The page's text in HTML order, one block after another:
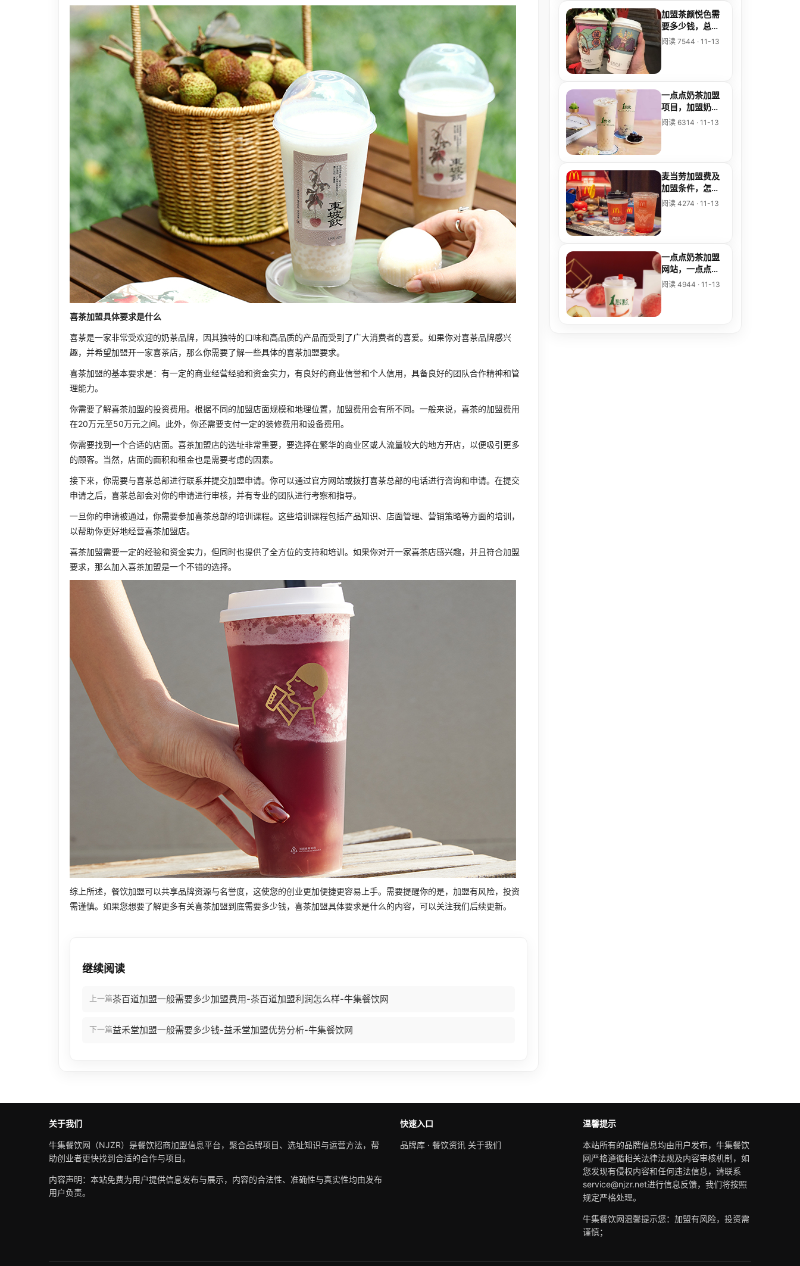
喜茶加盟具体要求是什么
喜茶是一家非常受欢迎的奶茶品牌，因其独特的口味和高品质的产品而受到了广大消费者的喜爱。如果你对喜茶品牌感兴
趣，并希望加盟开一家喜茶店，那么你需要了解一些具体的喜茶加盟要求。
喜茶加盟的基本要求是：有一定的商业经营经验和资金实力，有良好的商业信誉和个人信用，具备良好的团队合作精神和管
理能力。
你需要了解喜茶加盟的投资费用。根据不同的加盟店面规模和地理位置，加盟费用会有所不同。一般来说，喜茶的加盟费用
在20万元至50万元之间。此外，你还需要支付一定的装修费用和设备费用。
你需要找到一个合适的店面。喜茶加盟店的选址非常重要，要选择在繁华的商业区或人流量较大的地方开店，以便吸引更多
的顾客。当然，店面的面积和租金也是需要考虑的因素。
接下来，你需要与喜茶总部进行联系并提交加盟申请。你可以通过官方网站或拨打喜茶总部的电话进行咨询和申请。在提交
申请之后，喜茶总部会对你的申请进行审核，并有专业的团队进行考察和指导。
一旦你的申请被通过，你需要参加喜茶总部的培训课程。这些培训课程包括产品知识、店面管理、营销策略等方面的培训，
以帮助你更好地经营喜茶加盟店。
喜茶加盟需要一定的经验和资金实力，但同时也提供了全方位的支持和培训。如果你对开一家喜茶店感兴趣，并且符合加盟
要求，那么加入喜茶加盟是一个不错的选择。
综上所述，餐饮加盟可以共享品牌资源与名誉度，这使您的创业更加便捷更容易上手。需要提醒你的是，加盟有风险，投资
需谨慎。如果您想要了解更多有关喜茶加盟到底需要多少钱，喜茶加盟具体要求是什么的内容，可以关注我们后续更新。
继续阅读
上一篇茶百道加盟一般需要多少加盟费用-茶百道加盟利润怎么样-牛集餐饮网
下一篇益禾堂加盟一般需要多少钱-益禾堂加盟优势分析-牛集餐饮网
加盟茶颜悦色需
要多少钱，总部
提供的加盟条件
阅读 7544 · 11-13
一点点奶茶加盟
项目，加盟奶茶
店品牌推荐
阅读 6314 · 11-13
麦当劳加盟费及
加盟条件，怎样
加盟麦当劳
阅读 4274 · 11-13
一点点奶茶加盟
网站，一点点奶
茶加盟官网热线
阅读 4944 · 11-13
关于我们
牛集餐饮网（NJZR）是餐饮招商加盟信息平台，聚合品牌项目、选址知识与运营方法，帮
助创业者更快找到合适的合作与项目。
内容声明：本站免费为用户提供信息发布与展示，内容的合法性、准确性与真实性均由发布
用户负责。
快速入口
品牌库 · 餐饮资讯 关于我们
温馨提示
本站所有的品牌信息均由用户发布，牛集餐饮
网严格遵循相关法律法规及内容审核机制，如
您发现有侵权内容和任何违法信息，请联系
service@njzr.net进行信息反馈，我们将按照
规定严格处理。
牛集餐饮网温馨提示您：加盟有风险，投资需
谨慎；